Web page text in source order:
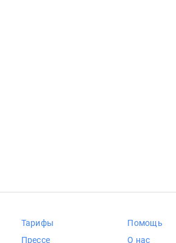
Тарифы
Прессе
Помощь
О нас